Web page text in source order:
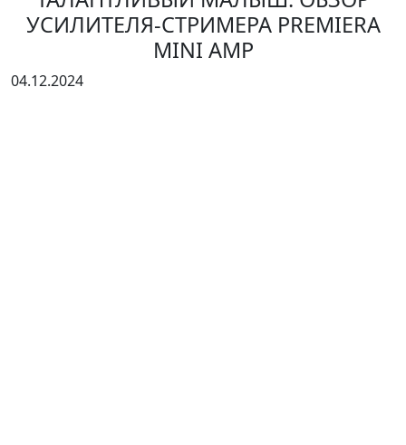
УСИЛИТЕЛЯ-СТРИМЕРА PREMIERA
MINI AMP
04.12.2024